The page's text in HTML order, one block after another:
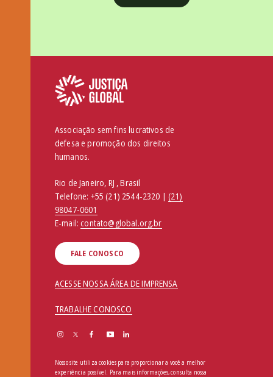
Associação sem fins lucrativos de
defesa e promoção dos direitos
humanos.
Rio de Janeiro, RJ , Brasil
Telefone: +55 (21) 2544-2320 | (21)
98047-0601
E-mail:contato@global.org.br
FALE CONOSCO
ACESSE NOSSA ÁREA DE IMPRENSA
TRABALHE CONOSCO
Nosso site utiliza cookies para proporcionar a você a melhor
experiência possível. Para mais informações, consulta nossa